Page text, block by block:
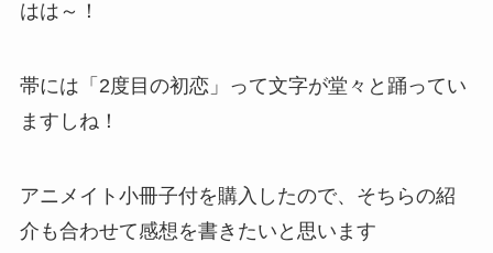
はは～！
帯には「2度目の初恋」って文字が堂々と踊ってい
ますしね！
アニメイト小冊子付を購入したので、そちらの紹
介も合わせて感想を書きたいと思います